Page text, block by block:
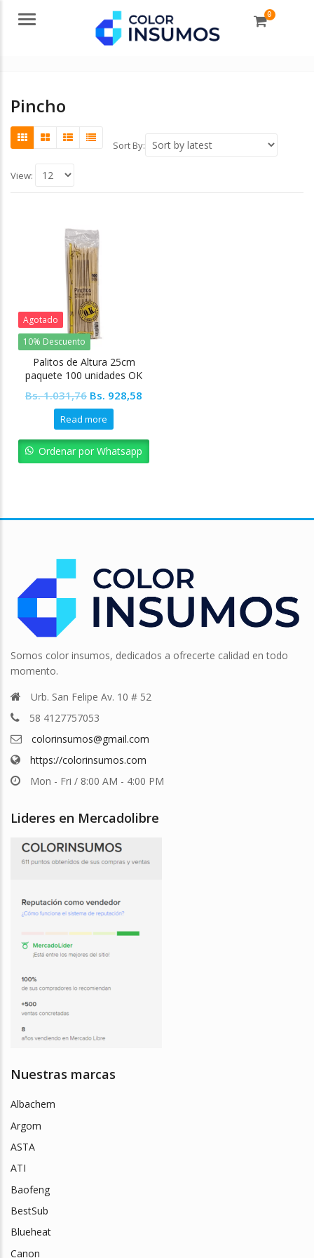
Menu 0
Pincho
Sort By:
View:
Agotado
10% Descuento
Palitos de Altura 25cm
paquete 100 unidades OK
Bs.1.031,76 Original
price
was:
Bs. 1.031,76.
Bs. 928,58
Bs. 928,58.
Read more
Ordenar por Whatsapp
Somos color insumos, dedicados a ofrecerte calidad en todo
momento.
Urb. San Felipe Av. 10 # 52
58 4127757053
colorinsumos@gmail.com
https://colorinsumos.com
Mon - Fri / 8:00 AM - 4:00 PM
Lideres en Mercadolibre
Nuestras marcas
Albachem
Argom
ASTA
ATI
Baofeng
BestSub
Blueheat
Canon